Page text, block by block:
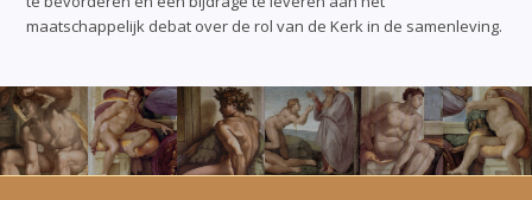
maatschappelijk debat over de rol van de Kerk in de samenleving.